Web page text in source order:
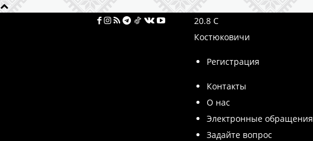
20.8 C
Костюковичи
Регистрация
Контакты
О нас
Электронные обращения
Задайте вопрос